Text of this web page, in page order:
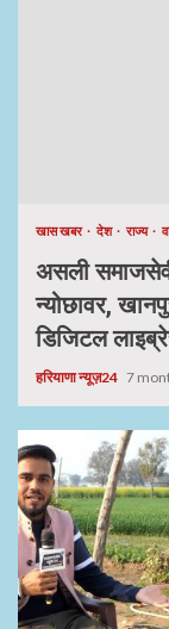
खास खबर देश राज्य
असली
न्योछावर,
डिजिटल
हरियाणा न्यूज़24 7